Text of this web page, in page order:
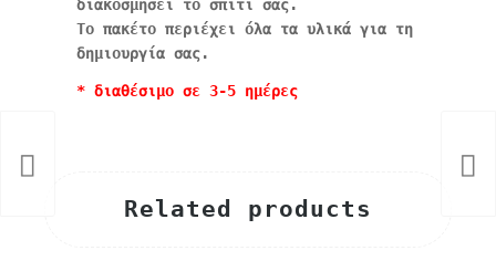
διακοσμήσει το σπίτι σας.
Το πακέτο περιέχει όλα τα υλικά για τη
δημιουργία σας.
* διαθέσιμο σε 3-5 ημέρες
Related products